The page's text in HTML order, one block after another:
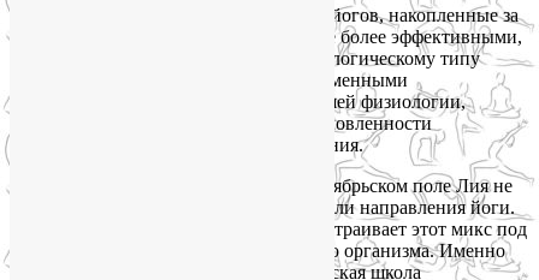
Оздоровительные находки индийских йогов, накопленные за
несколько тысячелетий, становятся еще более эффективными,
если адаптированы к западному физиологическому типу
человека, если скорректированы современными
медицинскими представлениями о нашей физиологии,
внутренней биохимии, взаимной обусловленности
физического и эмоционального состояния.
В своих группах йоги на Соколе и Октябрьском поле Лия не
следует догмам того или иного стиля или направления йоги.
Она берёт все полезное отовсюду и настраивает этот микс под
потребности каждого индивидуального организма. Именно
под таким девизом развивается московская школа